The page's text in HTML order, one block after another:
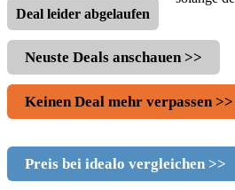
Deal leider abgelaufen
Neuste Deals anschauen >>
Keinen Deal mehr verpassen >>
Preis bei idealo vergleichen >>